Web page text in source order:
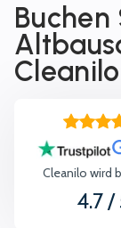
Cleanilo
Cleanilo wird
4.7/